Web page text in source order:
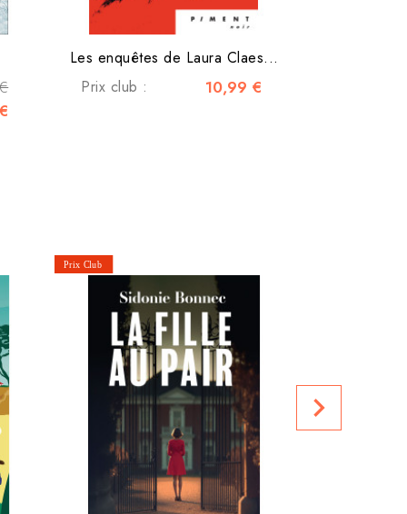
Les enquêtes de Laura Claes...
Prix club :
10,99 €
navigate_next